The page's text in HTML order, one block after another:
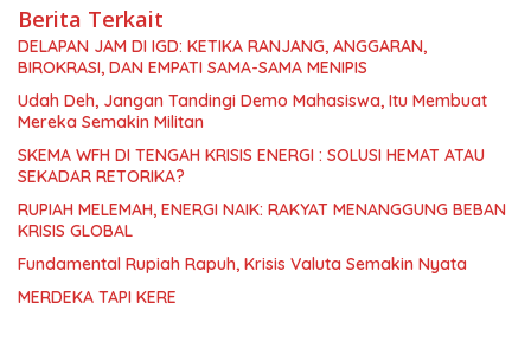
Berita Terkait
DELAPAN JAM DI IGD: KETIKA RANJANG, ANGGARAN,
BIROKRASI, DAN EMPATI SAMA-SAMA MENIPIS
Udah Deh, Jangan Tandingi Demo Mahasiswa, Itu Membuat
Mereka Semakin Militan
SKEMA WFH DI TENGAH KRISIS ENERGI : SOLUSI HEMAT ATAU
SEKADAR RETORIKA?
RUPIAH MELEMAH, ENERGI NAIK: RAKYAT MENANGGUNG BEBAN
KRISIS GLOBAL
Fundamental Rupiah Rapuh, Krisis Valuta Semakin Nyata
MERDEKA TAPI KERE